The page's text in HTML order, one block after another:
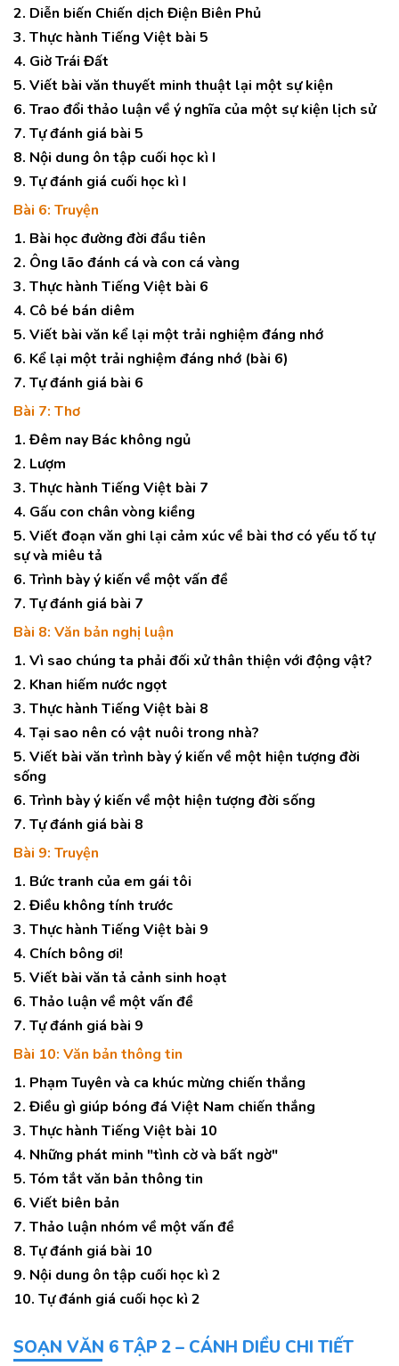
2. Diễn biến Chiến dịch Điện Biên Phủ
3. Thực hành Tiếng Việt bài 5
4. Giờ Trái Đất
5. Viết bài văn thuyết minh thuật lại một sự kiện
6. Trao đổi thảo luận về ý nghĩa của một sự kiện lịch sử
7. Tự đánh giá bài 5
8. Nội dung ôn tập cuối học kì I
9. Tự đánh giá cuối học kì I
Bài 6: Truyện
1. Bài học đường đời đầu tiên
2. Ông lão đánh cá và con cá vàng
3. Thực hành Tiếng Việt bài 6
4. Cô bé bán diêm
5. Viết bài văn kể lại một trải nghiệm đáng nhớ
6. Kể lại một trải nghiệm đáng nhớ (bài 6)
7. Tự đánh giá bài 6
Bài 7: Thơ
1. Đêm nay Bác không ngủ
2. Lượm
3. Thực hành Tiếng Việt bài 7
4. Gấu con chân vòng kiềng
5. Viết đoạn văn ghi lại cảm xúc về bài thơ có yếu tố tự
sự và miêu tả
6. Trình bày ý kiến về một vấn đề
7. Tự đánh giá bài 7
Bài 8: Văn bản nghị luận
1. Vì sao chúng ta phải đối xử thân thiện với động vật?
2. Khan hiếm nước ngọt
3. Thực hành Tiếng Việt bài 8
4. Tại sao nên có vật nuôi trong nhà?
5. Viết bài văn trình bày ý kiến về một hiện tượng đời
sống
6. Trình bày ý kiến về một hiện tượng đời sống
7. Tự đánh giá bài 8
Bài 9: Truyện
1. Bức tranh của em gái tôi
2. Điều không tính trước
3. Thực hành Tiếng Việt bài 9
4. Chích bông ơi!
5. Viết bài văn tả cảnh sinh hoạt
6. Thảo luận về một vấn đề
7. Tự đánh giá bài 9
Bài 10: Văn bản thông tin
1. Phạm Tuyên và ca khúc mừng chiến thắng
2. Điều gì giúp bóng đá Việt Nam chiến thắng
3. Thực hành Tiếng Việt bài 10
4. Những phát minh "tình cờ và bất ngờ"
5. Tóm tắt văn bản thông tin
6. Viết biên bản
7. Thảo luận nhóm về một vấn đề
8. Tự đánh giá bài 10
9. Nội dung ôn tập cuối học kì 2
10. Tự đánh giá cuối học kì 2
SOẠN VĂN 6 TẬP 2 – CÁNH DIỀU CHI TIẾT